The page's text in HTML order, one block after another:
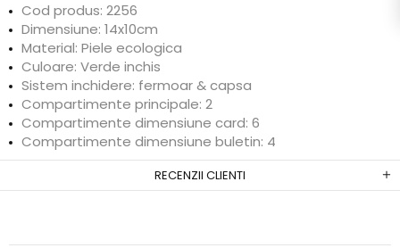
Cod produs: 2256
Dimensiune: 14x10cm
Material: Piele ecologica
Culoare: Verde inchis
Sistem inchidere: fermoar & capsa
Compartimente principale: 2
Compartimente dimensiune card: 6
Compartimente dimensiune buletin: 4
RECENZII CLIENTI